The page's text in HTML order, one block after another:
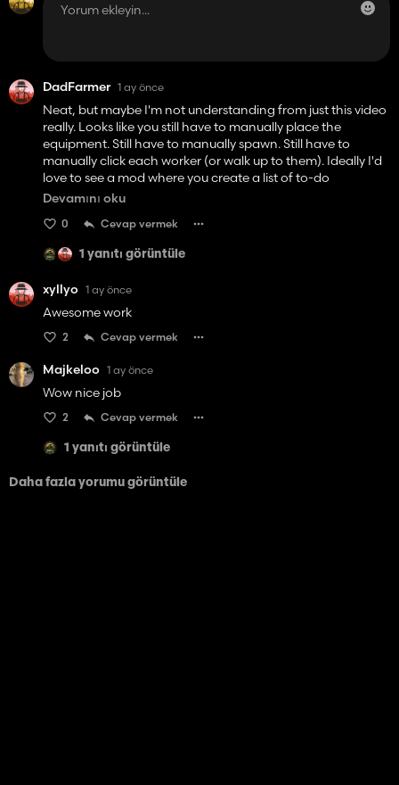
DadFarmer 1 ay önce
Neat, but maybe I'm not understanding from just this video
really. Looks like you still have to manually place the
equipment. Still have to manually spawn. Still have to
manually click each worker (or walk up to them). Ideally I'd
love to see a mod where you create a list of to-do
operations for each day (maybe a week at a time in game)
their equipment and go to the field needed, then bring the
equipment back at the end of the day.
something.
Devamını oku
0 Cevap vermek
1 yanıtı görüntüle
xyllyo 1 ay önce
Awesome work
2 Cevap vermek
Majkeloo 1 ay önce
Wow nice job
2 Cevap vermek
1 yanıtı görüntüle
Daha fazla yorumu görüntüle